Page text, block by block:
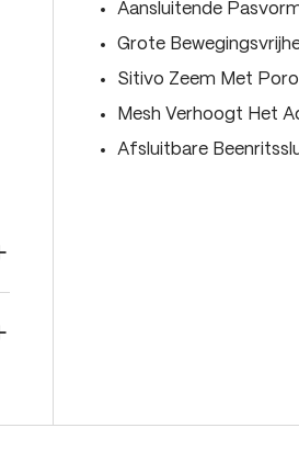
Aansluitende
Grote
Sitivo Zeem Met
Mesh Verhoogt Het
Afsluitbare